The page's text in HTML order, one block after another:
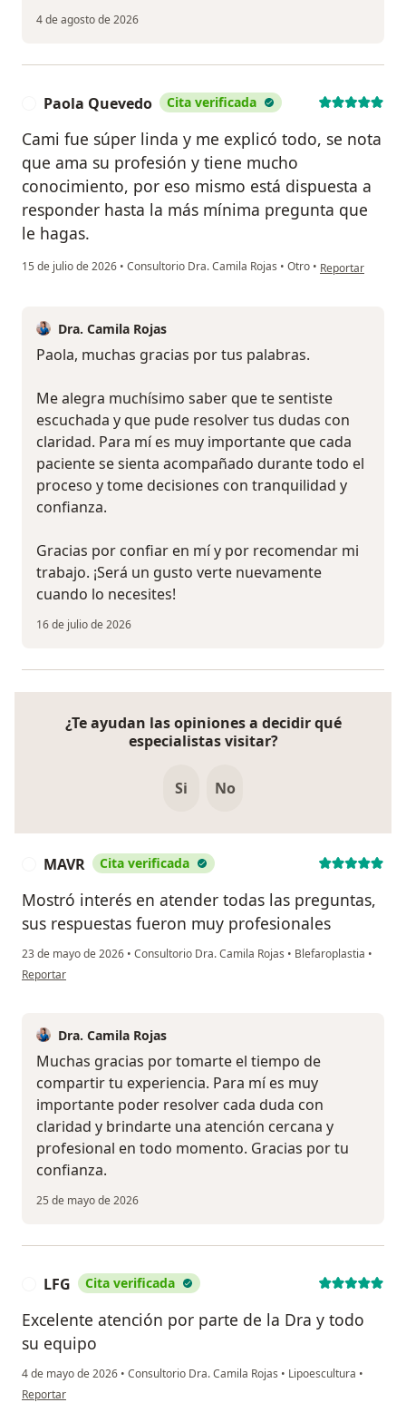
4 de agosto de 2026
Paola Quevedo Cita verificada
Cami fue súper linda y me explicó todo, se nota
que ama su profesión y tiene mucho
conocimiento, por eso mismo está dispuesta a
responder hasta la más mínima pregunta que
le hagas.
15 de julio de 2026 • Consultorio Dra. Camila Rojas • Otro • en opinión del
Reportar
Dra. Camila Rojas
Paola, muchas gracias por tus palabras.
Me alegra muchísimo saber que te sentiste
escuchada y que pude resolver tus dudas con
claridad. Para mí es muy importante que cada
paciente se sienta acompañado durante todo el
proceso y tome decisiones con tranquilidad y
confianza.
Gracias por confiar en mí y por recomendar mi
trabajo. ¡Será un gusto verte nuevamente
cuando lo necesites!
16 de julio de 2026
¿Te ayudan las opiniones a decidir qué
especialistas visitar?
Si No
MAVR Cita verificada
Mostró interés en atender todas las preguntas,
sus respuestas fueron muy profesionales
23 de mayo de 2026 • Consultorio Dra. Camila Rojas • Blefaroplastia •
en opinión del usuario MAVR
Reportar
Dra. Camila Rojas
Muchas gracias por tomarte el tiempo de
compartir tu experiencia. Para mí es muy
importante poder resolver cada duda con
claridad y brindarte una atención cercana y
profesional en todo momento. Gracias por tu
confianza.
25 de mayo de 2026
LFG Cita verificada
Excelente atención por parte de la Dra y todo
su equipo
4 de mayo de 2026 • Consultorio Dra. Camila Rojas • Lipoescultura •
en opinión del usuario LFG
Reportar